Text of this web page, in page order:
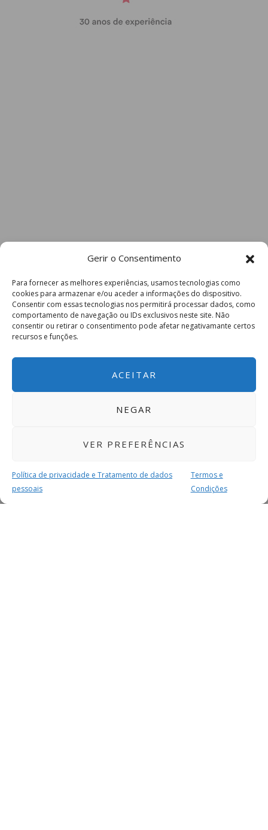
Gerir o Consentimento
Para fornecer as melhores experiências, usamos tecnologias como
cookies para armazenar e/ou aceder a informações do dispositivo.
Consentir com essas tecnologias nos permitirá processar dados, como
comportamento de navegação ou IDs exclusivos neste site. Não
consentir ou retirar o consentimento pode afetar negativamante certos
recursos e funções.
ACEITAR
NEGAR
VER PREFERÊNCIAS
Política de privacidade e Tratamento de dados
pessoais
Termos e
Condições